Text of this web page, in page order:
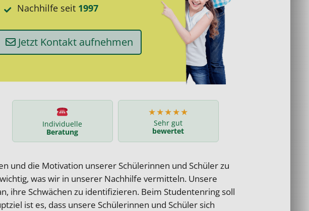
Nachhilfe seit 1997
Jetzt Kontakt aufnehmen
Individuelle
Beratung
★★★★★
Sehr gut
bewertet
und die Motivation unserer Schülerinnen und Schüler zu
wichtig, was wir in unserer Nachhilfe vermitteln. Unsere
ihre Schwächen zu identifizieren. Beim Studentenring soll
ist es, dass unsere Schülerinnen und Schüler sich